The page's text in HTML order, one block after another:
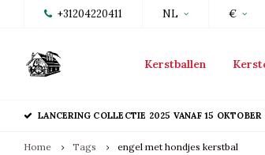
+31204220411 NL €
Kerstballen
LANCERING COLLECTIE 2025 VANAF 15 OKTOBER
Home Tags engel met hondjes kerstbal